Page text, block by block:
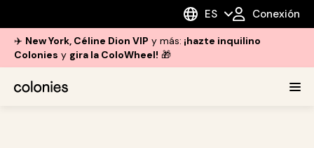
ES Conexión
✈️ New York, Céline Dion VIP y más: ¡hazte inquilino
Colonies y gira la ColoWheel! 🎁